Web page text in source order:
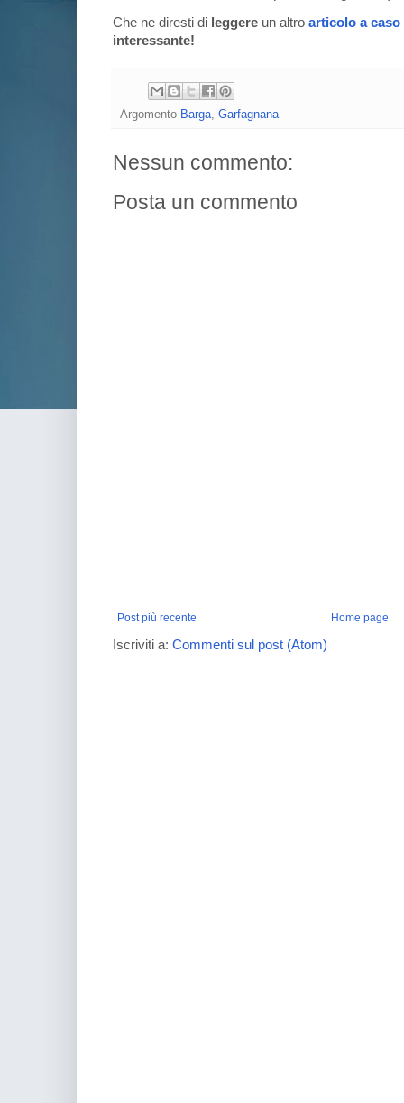
Che ne diresti di leggere un altro articolo a caso
interessante!
Argomento Barga Garfagnana
Nessun commento:
Posta un commento
Post più recente Home page
Iscriviti a: Commenti sul post (Atom)